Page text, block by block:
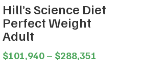
Hill’s Science Diet
Perfect Weight
Adult
$101,940 – $288,351